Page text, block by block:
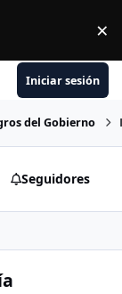
×
Iniciar sesión
del Gobierno
Seguidores